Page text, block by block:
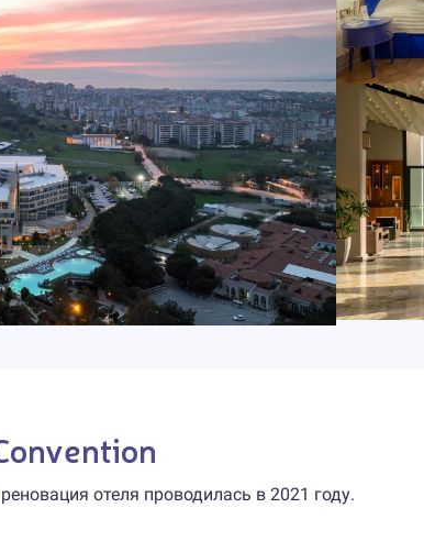
отеля проводилась в 2021 году.